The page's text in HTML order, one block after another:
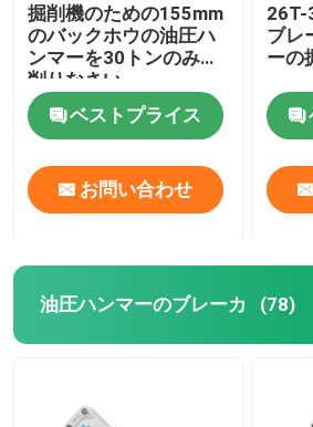
掘削機のための155mm
のバックホウの油圧ハ
ンマーを30トンのみで
削りなさい
ベストプライス
お問い合わせ
26T-
ブレ
ーの
油圧ハンマーのブレーカ (78)